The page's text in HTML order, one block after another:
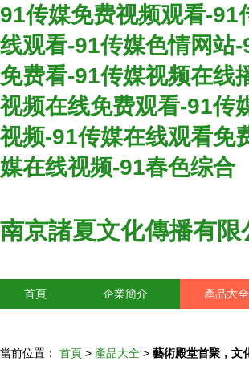
91传媒免费视频观看-91
线观看-91传媒色情网站
免费看-91传媒视频在线
视频在线免费观看-91传
视频-91传媒在线观看免
媒在线视频-91春色综合
南京諸夏文化傳播有限
首頁 企業簡介 產品大全
當前位置： 首頁 > 產品大全 > 藝術殿堂首聚，文